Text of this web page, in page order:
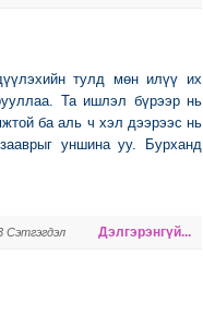
тулд мөн илүү их
Та ишлэл бүрээр нь
ба аль ч хэл дээрээс нь
уншина уу. Бурханд
Дэлгэрэнгүй...
Сэтгэгдэл